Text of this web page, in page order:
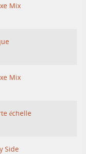
Mix
Mix
échelle
Side